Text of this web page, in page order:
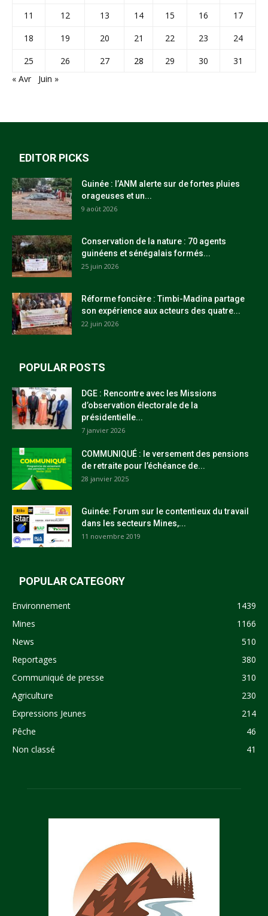
11 12 13 14 15 16
17
18
19 20 21 22 23
24
25
26 27 28 29 30
31
« Avr
Juin »
EDITOR PICKS
Guinée : l’ANM alerte sur de fortes pluies
orageuses et un...
9 août 2026
Conservation de la nature : 70 agents
guinéens et sénégalais formés...
25 juin 2026
Réforme foncière : Timbi-Madina partage
son expérience aux acteurs des quatre...
22 juin 2026
POPULAR POSTS
DGE : Rencontre avec les Missions
d’observation électorale de la
présidentielle...
7 janvier 2026
COMMUNIQUÉ : le versement des pensions
de retraite pour l’échéance de...
28 janvier 2025
Guinée: Forum sur le contentieux du travail
dans les secteurs Mines,...
11 novembre 2019
POPULAR CATEGORY
Environnement
1439
Mines
1166
News
510
Reportages
380
Communiqué de presse
310
Agriculture
230
Expressions Jeunes
214
Pêche
46
Non classé
41